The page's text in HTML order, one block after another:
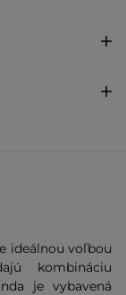
ideálnou voľbou
kombináciu
je vybavená